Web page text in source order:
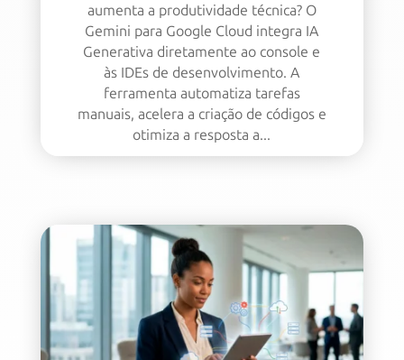
aumenta a produtividade técnica? O
Gemini para Google Cloud integra IA
Generativa diretamente ao console e
às IDEs de desenvolvimento. A
ferramenta automatiza tarefas
manuais, acelera a criação de códigos e
otimiza a resposta a...